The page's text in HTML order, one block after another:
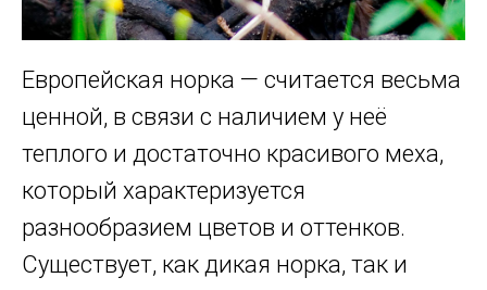
Европейская норка — считается весьма
ценной, в связи с наличием у неё
теплого и достаточно красивого меха,
который характеризуется
разнообразием цветов и оттенков.
Существует, как дикая норка, так и